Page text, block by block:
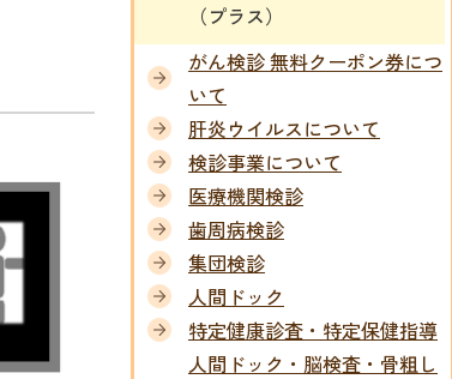
（プラス）
がん検診 無料クーポン券につ
いて
肝炎ウイルスについて
検診事業について
医療機関検診
歯周病検診
集団検診
人間ドック
特定健康診査・特定保健指導
人間ドック・脳検査・骨粗し